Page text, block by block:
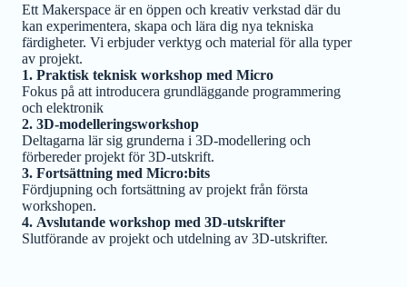
Ett Makerspace är en öppen och kreativ verkstad där du
kan experimentera, skapa och lära dig nya tekniska
färdigheter. Vi erbjuder verktyg och material för alla typer
av projekt.
1. Praktisk teknisk workshop med Micro
Fokus på att introducera grundläggande programmering
och elektronik
2. 3D-modelleringsworkshop
Deltagarna lär sig grunderna i 3D-modellering och
förbereder projekt för 3D-utskrift.
3. Fortsättning med Micro:bits
Fördjupning och fortsättning av projekt från första
workshopen.
4. Avslutande workshop med 3D-utskrifter
Slutförande av projekt och utdelning av 3D-utskrifter.